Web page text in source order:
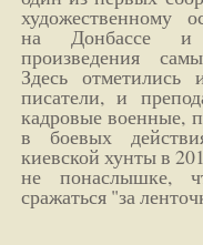
художественному
на Донбассе и
произведения
Здесь отметились
писатели, и
кадровые военные,
в боевых
киевской хунты в
не понаслышке,
сражаться "за